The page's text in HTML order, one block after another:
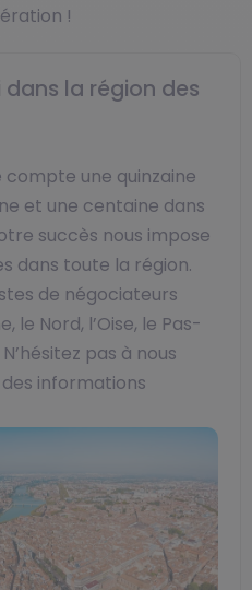
!
dans la région des
compte une quinzaine
et une centaine dans
succès nous impose
dans toute la région.
de négociateurs
le Nord, l’Oise, le Pas-
pas à nous
informations